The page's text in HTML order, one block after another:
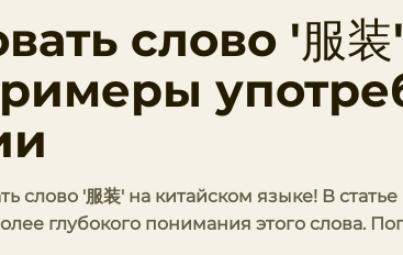
слово '服
слово '服装' на китайском языке! В
глубокого понимания этого слова.